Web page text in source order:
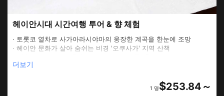
헤이안시대 시간여행 투어 & 향 체험
· 토롯코 열차로 사가아라시야마의 웅장한 계곡을 한눈에 조망
· 헤이안 문화가 살아 숨쉬는 비경 '오쿠사가' 지역 산책
· 전통적인 향 전문점에서 하는 이곳만의 특별한 향체험
더보기
1 명$253.84～